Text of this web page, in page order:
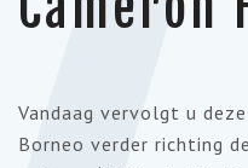
Vandaag vervolgt u
Borneo verder richting de